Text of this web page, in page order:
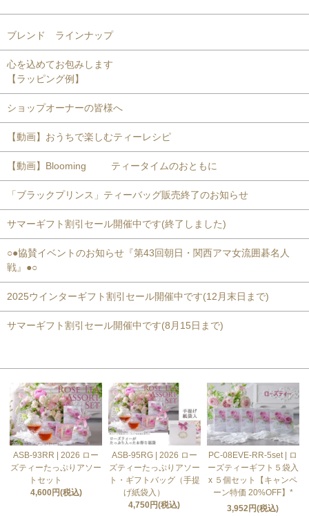
ブレンド ラインナップ
心を込めてお包みします
【ラッピング例】
ショップオーナーの皆様へ
【動画】おうちで楽しむティーレシピ
【動画】Blooming ティータイムのおともに
「ブラックプリンス」ティーバッグ販売終了のお知らせ
サマーギフト割引セール開催中です(終了しました)
○●協賛イベントのお知らせ『第43回朝日・関西アマ女流囲碁名人
戦』●○
2025ウインターギフト割引セール開催中です(12月末日まで)
サマーギフト割引セール開催中です(8月15日まで)
ASB-93RR | 2026 ロー
ズティーたっぷりアソー
トセット
4,600円(税込)
ASB-95RG | 2026 ロー
ズティーたっぷりアソー
ト・ギフトバッグ（手提
げ紙袋入）
4,750円(税込)
PC-08EVE-RR-5set | ロ
ーズティーギフト５袋入
x ５個セット【キャンペ
ーン特価 20%OFF】*
3,952円(税込)